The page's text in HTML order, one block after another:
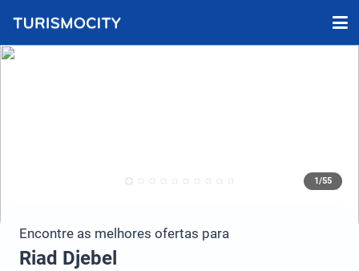
1/55
Encontre as melhores ofertas para
Riad Djebel